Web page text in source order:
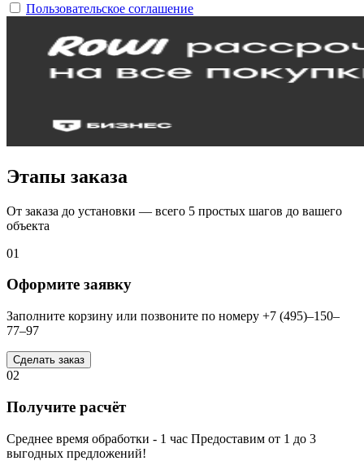
Пользовательское соглашение
Этапы заказа
От заказа до установки — всего 5 простых шагов до вашего
объекта
01
Оформите заявку
Заполните корзину или позвоните по номеру +7 (495)–150–
77–97
Сделать заказ
02
Получите расчёт
Среднее время обработки - 1 час Предоставим от 1 до 3
выгодных предложений!